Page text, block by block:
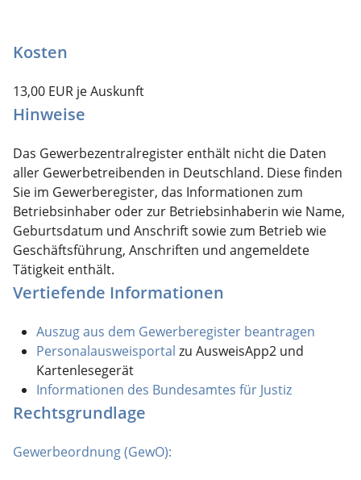
Kosten
13,00 EUR je Auskunft
Hinweise
Das Gewerbezentralregister enthält nicht die Daten
aller Gewerbetreibenden in Deutschland. Diese finden
Sie im Gewerberegister, das Informationen zum
Betriebsinhaber oder zur Betriebsinhaberin wie Name,
Geburtsdatum und Anschrift sowie zum Betrieb wie
Geschäftsführung, Anschriften und angemeldete
Tätigkeit enthält.
Vertiefende Informationen
Auszug aus dem Gewerberegister beantragen
Personalausweisportal zu AusweisApp2 und
Kartenlesegerät
Informationen des Bundesamtes für Justiz
Rechtsgrundlage
Gewerbeordnung (GewO):